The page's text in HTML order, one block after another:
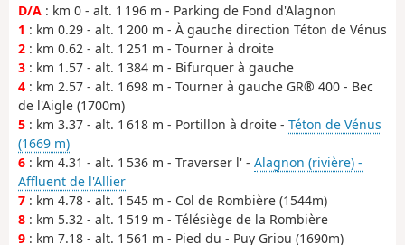
D/A : km 0 - alt. 1 196 m - Parking de Fond d'Alagnon
1 : km 0.29 - alt. 1 200 m - À gauche direction Téton de Vénus
2 : km 0.62 - alt. 1 251 m - Tourner à droite
3 : km 1.57 - alt. 1 384 m - Bifurquer à gauche
4 : km 2.57 - alt. 1 698 m - Tourner à gauche GR® 400 - Bec
de l'Aigle (1700m)
5 : km 3.37 - alt. 1 618 m - Portillon à droite - Téton de Vénus
(1669 m)
6 : km 4.31 - alt. 1 536 m - Traverser l' - Alagnon (rivière) -
Affluent de l'Allier
7 : km 4.78 - alt. 1 545 m - Col de Rombière (1544m)
8 : km 5.32 - alt. 1 519 m - Télésiège de la Rombière
9 : km 7.18 - alt. 1 561 m - Pied du - Puy Griou (1690m)